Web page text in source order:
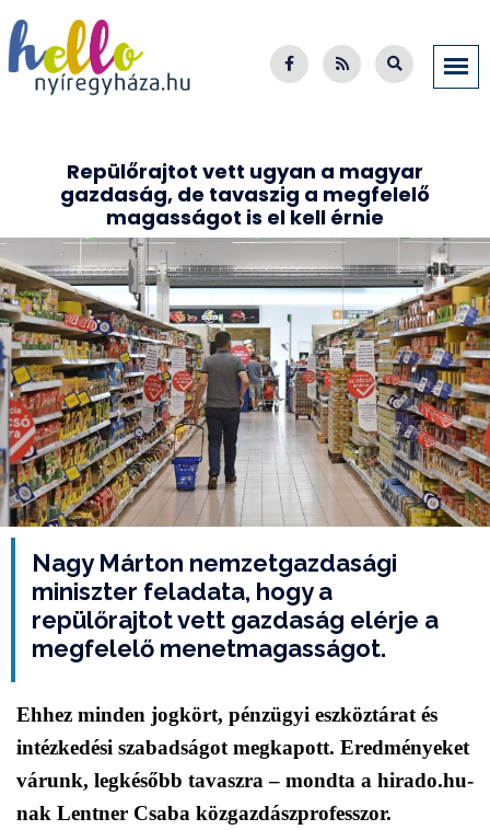
Repülőrajtot vett ugyan a magyar
gazdaság, de tavaszig a megfelelő
magasságot is el kell érnie
Nagy Márton nemzetgazdasági
miniszter feladata, hogy a
repülőrajtot vett gazdaság elérje a
megfelelő menetmagasságot.
Ehhez minden jogkört, pénzügyi eszköztárat és
intézkedési szabadságot megkapott. Eredményeket
várunk, legkésőbb tavaszra – mondta a hirado.hu-
nak Lentner Csaba közgazdászprofesszor.